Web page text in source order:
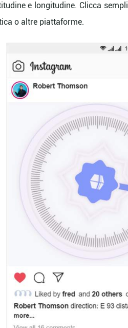
e longitudine. Clicca
o altre piattaforme.